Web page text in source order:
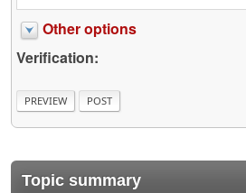
Other options
Verification:
Topic summary